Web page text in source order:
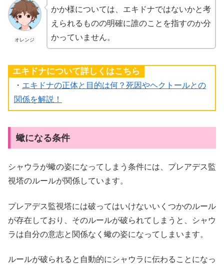
オレンジ
かか様については、エキドナではないかと考
えられるものの明確に誰のことを指すのか分
かっていません。
エキドナについて詳しくはこちら
・ エキドナの正体と目的は何？死因やヘクトールとの
関係を解説！
蠍になる条件
シャウラが蠍の姿になってしまう条件には、プレアデス監
視塔のルールが関係しています。
プレアデス監視塔には破ってはいけないいくつかのルール
が存在しており、そのルールが破られてしまうと、シャウ
ラは自分の意志と関係なく蠍の姿になってしまいます。
ルールが破られると自動的にシャウラに伝わることになっ